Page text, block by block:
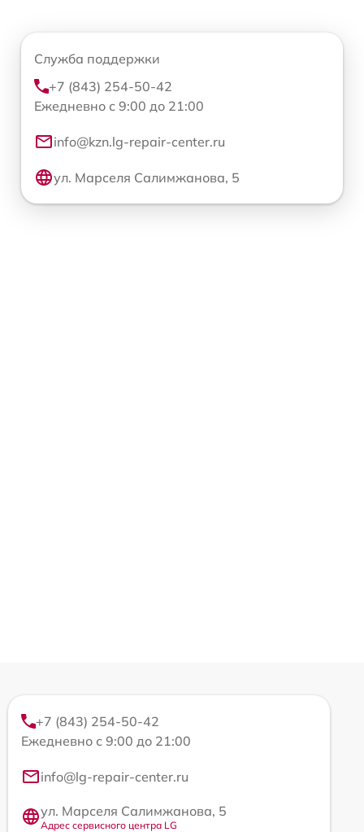
Служба поддержки
+7 (843) 254-50-42
Ежедневно с 9:00 до 21:00
info@kzn.lg-repair-center.ru
ул. Марселя Салимжанова, 5
+7 (843) 254-50-42
Ежедневно с 9:00 до 21:00
info@lg-repair-center.ru
ул. Марселя Салимжанова, 5
Адрес сервисного центра LG